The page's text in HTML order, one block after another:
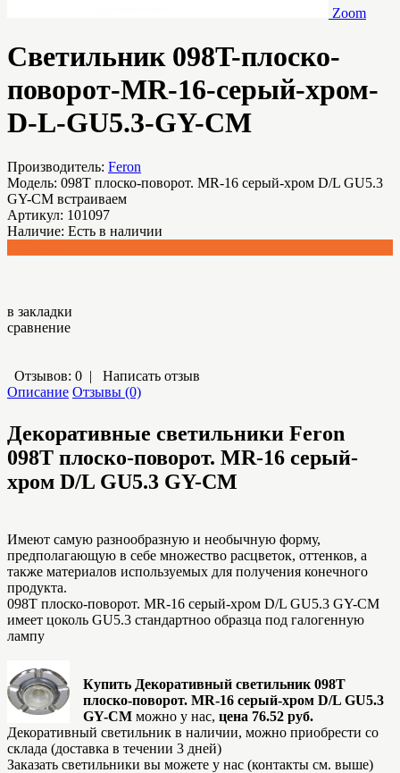
Zoom
Светильник 098T-плоско-
поворот-MR-16-серый-хром-
D-L-GU5.3-GY-CM
Производитель: Feron
Модель: 098Т плоско-поворот. MR-16 серый-хром D/L GU5.3
GY-CM встраиваем
Артикул: 101097
Наличие: Есть в наличии
в закладки
сравнение
Отзывов: 0 | Написать отзыв
Описание Отзывы (0)
Декоративные светильники Feron
098Т плоско-поворот. MR-16 серый-
хром D/L GU5.3 GY-CM
Имеют самую разнообразную и необычную форму,
предполагающую в себе множество расцветок, оттенков, а
также материалов используемых для получения конечного
продукта.
098Т плоско-поворот. MR-16 серый-хром D/L GU5.3 GY-CM
имеет цоколь GU5.3 стандартноо образца под галогенную
лампу
Купить Декоративный светильник 098Т
плоско-поворот. MR-16 серый-хром D/L GU5.3
GY-CM можно у нас, цена 76.52 руб.
Декоративный светильник в наличии, можно приобрести со
склада (доставка в течении 3 дней)
Заказать светильники вы можете у нас (контакты см. выше)